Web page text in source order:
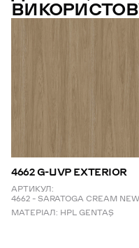
4662 G-UVP EXTERIOR
АРТИКУЛ:
4662 – SARATOGA CREAM NEW
МАТЕРІАЛ: HPL GENTAŞ